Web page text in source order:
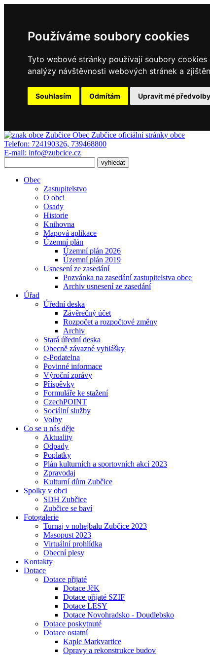
Používáme soubory cookies
Tyto webové stránky používají soubory
analýzy návštěvnosti webových stránek a
Souhlasím Odmítám Upravit mé předvolby
Obec Zubčice oficiální stránky obce
Telefon: 724190326, 739468800
E-mail: info@zubcice.cz
Obec
Zastupitelstvo
O obci
Osady
Historie
Knihovna
Mapová aplikace
Územní plán
Územní plán 2026
Územní plán 2019
Usnesení ze zasedání
Pozvánka na zasedání zastupitelstva obce
Archiv usnesení ze zasedání
Úřad
Úřední deska
Závěrečný účet
Rozpočet a rozpočtové změny
Archiv
Stará úřední deska
Obecně závazné vyhlášky
e-Podatelna
Povinné informace
Výroční zprávy
Příspěvky
Formuláře ke stažení
CzechPOINT
Sociální služby
Volby
Co se u nás děje
Aktuality
Odpady
Poplatky
Plán kulturních a sportovních akcí 2023
Zpravodaj
Kulturní dům Zubčice
Spolky v obci
SDH Zubčice
Zubčice se baví
Fotogalerie
Turnaj v nohejbalu Zubčice 2023
Masopust 2023
Virtuální prohlídka
Obecní plesy
Kontakty
Dotace
Dotace přijaté
Dotace JčK
Dotace přijaté SZIF
Dotace LESY
Dotace Novohradsko - Doudlebsko
Dotace poskytnuté
Dotace ostatní
Kaple Markvartice
Opravy a rekonstrukce budov